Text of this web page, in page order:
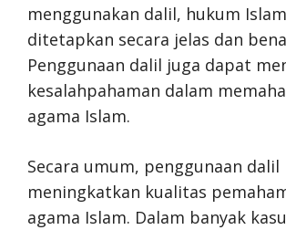
menggunakan dalil, hukum
ditetapkan secara jelas dan
Penggunaan dalil juga dapat
kesalahpahaman dalam
agama Islam.
Secara umum, penggunaan dalil
meningkatkan kualitas
agama Islam. Dalam banyak